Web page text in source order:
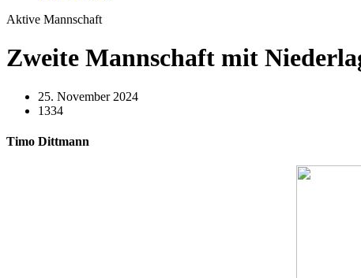
Aktive Mannschaft
Zweite Mannschaft mit
25. November 2024
1334
Timo Dittmann